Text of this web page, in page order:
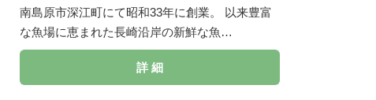
南島原市深江町にて昭和33年に創業。 以来豊富
な魚場に恵まれた長崎沿岸の新鮮な魚…
詳 細